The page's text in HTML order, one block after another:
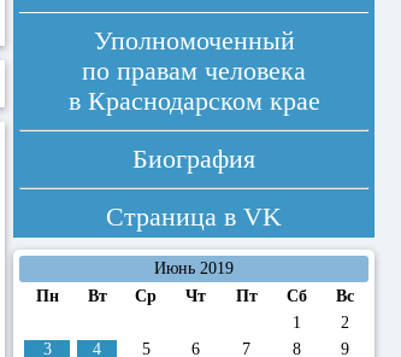
Уполномоченный
по правам человека
в Краснодарском крае
Биография
Страница в VK
Июнь 2019
Пн
Вт Ср Чт Пт Сб
Вс
1
2
3
4 5 6 7 8 9